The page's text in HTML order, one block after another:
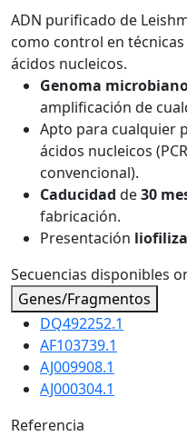
ADN purificado de
como control en
ácidos nucleicos.
Genoma
amplificación de
Apto para cualquier
ácidos nucleicos
convencional).
Caducidad de30
fabricación.
Presentación
Secuencias disponibles
Genes/Fragmentos
DQ492252.1
AF103739.1
AJ009908.1
AJ000304.1
Referencia